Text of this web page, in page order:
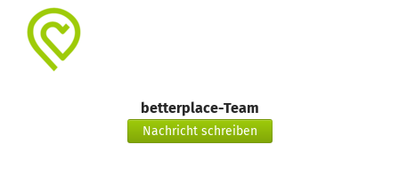
betterplace-Team
Nachricht schreiben